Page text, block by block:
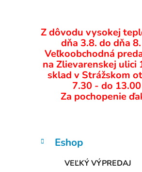
o
č
n
l
Z dôvodu vysokej
dňa 3.8. do dňa
Veľkoobchodná
na Zlievarenskej ulici
sklad v Strážskom
7.30 - do
Za pochopenie
Preskočiť
kategórie
K
a
Eshop
VEĽKÝ VÝPREDAJ